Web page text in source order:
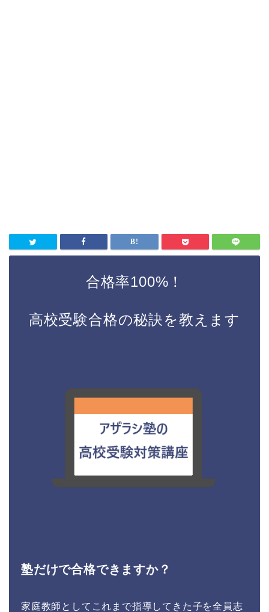
合格率100%！
高校受験合格の秘訣を教えます
塾だけで合格できますか？
家庭教師としてこれまで指導してきた子を全員志